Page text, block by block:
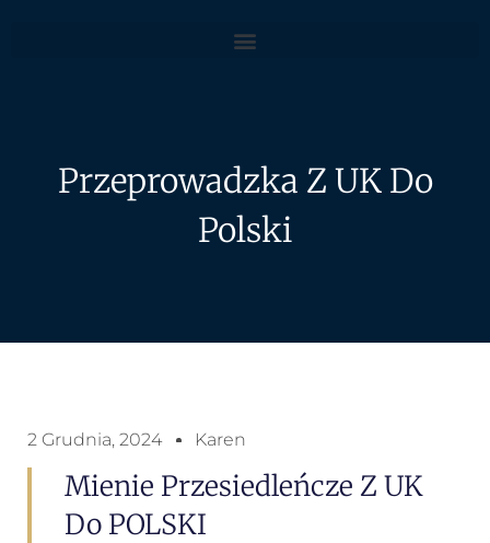
Przeprowadzka Z UK Do
Polski
2 Grudnia, 2024 Karen
Mienie Przesiedleńcze Z UK
Do POLSKI